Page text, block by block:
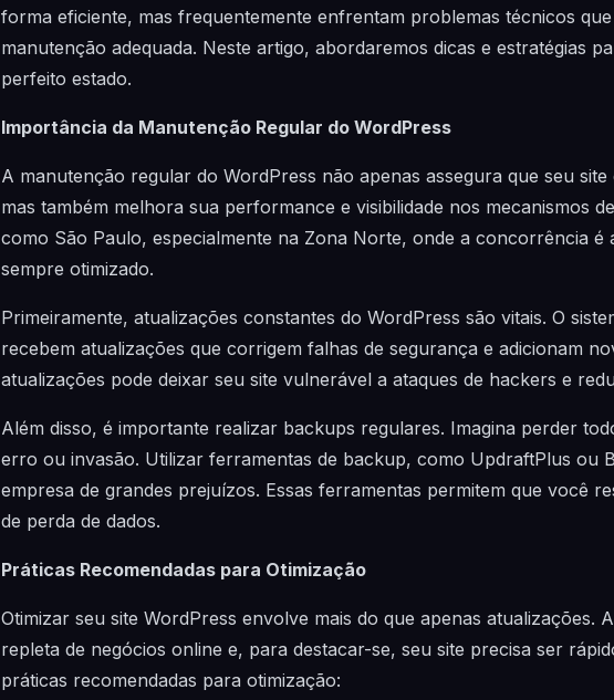
forma eficiente, mas frequentemente enfrentam problemas técnicos
manutenção adequada. Neste artigo, abordaremos dicas e estratégias
perfeito estado.
Importância da Manutenção Regular do WordPress
A manutenção regular do WordPress não apenas assegura que seu
mas também melhora sua performance e visibilidade nos mecanismos
como São Paulo, especialmente na Zona Norte, onde a concorrência é
sempre otimizado.
Primeiramente, atualizações constantes do WordPress são vitais. O
recebem atualizações que corrigem falhas de segurança e adicionam
atualizações pode deixar seu site vulnerável a ataques de hackers e
Além disso, é importante realizar backups regulares. Imagina perder
erro ou invasão. Utilizar ferramentas de backup, como UpdraftPlus ou
empresa de grandes prejuízos. Essas ferramentas permitem que você
de perda de dados.
Práticas Recomendadas para Otimização
Otimizar seu site WordPress envolve mais do que apenas atualizações.
repleta de negócios online e, para destacar-se, seu site precisa ser
práticas recomendadas para otimização: